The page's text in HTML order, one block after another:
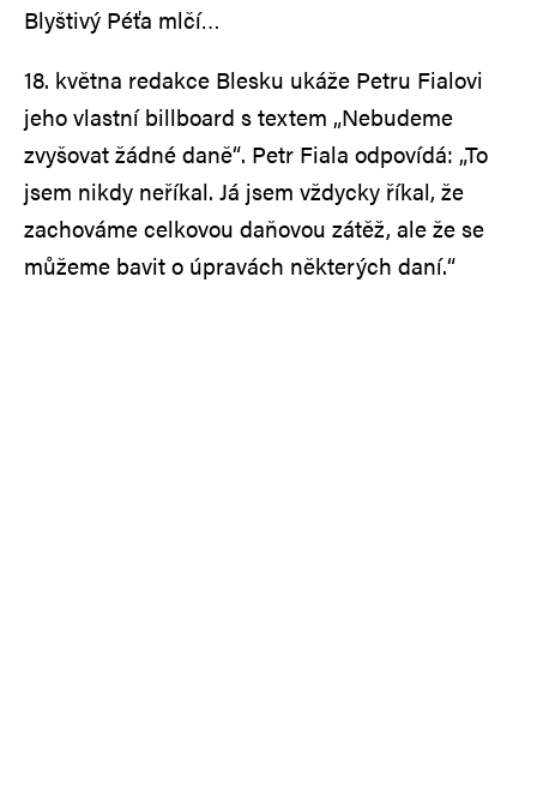
Blyštivý Péťa mlčí…
18. května redakce Blesku ukáže Petru Fialovi
jeho vlastní billboard s textem „Nebudeme
zvyšovat žádné daně“. Petr Fiala odpovídá: „To
jsem nikdy neříkal. Já jsem vždycky říkal, že
zachováme celkovou daňovou zátěž, ale že se
můžeme bavit o úpravách některých daní.“